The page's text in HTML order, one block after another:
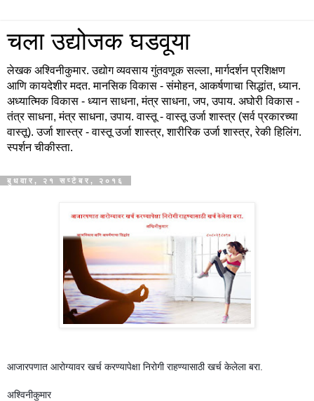
चला उद्योजक घडवूया
लेखक अश्विनीकुमार. उद्योग व्यवसाय गुंतवणूक सल्ला, मार्गदर्शन प्रशिक्षण
आणि कायदेशीर मदत. मानसिक विकास - संमोहन, आकर्षणाचा सिद्धांत, ध्यान.
अध्यात्मिक विकास - ध्यान साधना, मंत्र साधना, जप, उपाय. अघोरी विकास -
तंत्र साधना, मंत्र साधना, उपाय. वास्तू - वास्तू उर्जा शास्त्र (सर्व प्रकारच्या
वास्तू). उर्जा शास्त्र - वास्तू उर्जा शास्त्र, शारीरिक उर्जा शास्त्र, रेकी हिलिंग.
स्पर्शन चीकीस्ता.
बुधवार, २१ सप्टेंबर, २०१६
आजारपणात आरोग्यावर खर्च करण्यापेक्षा निरोगी राहण्यासाठी खर्च केलेला बरा.
अश्विनीकुमार